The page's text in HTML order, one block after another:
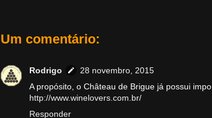
Um comentário:
Rodrigo
28 novembro, 2015
A propósito, o Château de Brigue já possui
http://www.winelovers.com.br/
Responder